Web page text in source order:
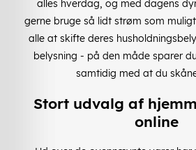
alles hverdag, og med dagens
gerne bruge så lidt strøm som
alle at skifte deres
belysning - på den måde sparer
samtidig med at du
Stort udvalg af
online